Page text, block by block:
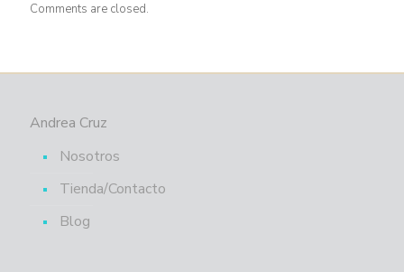
Comments are closed.
Andrea Cruz
Nosotros
Tienda/Contacto
Blog